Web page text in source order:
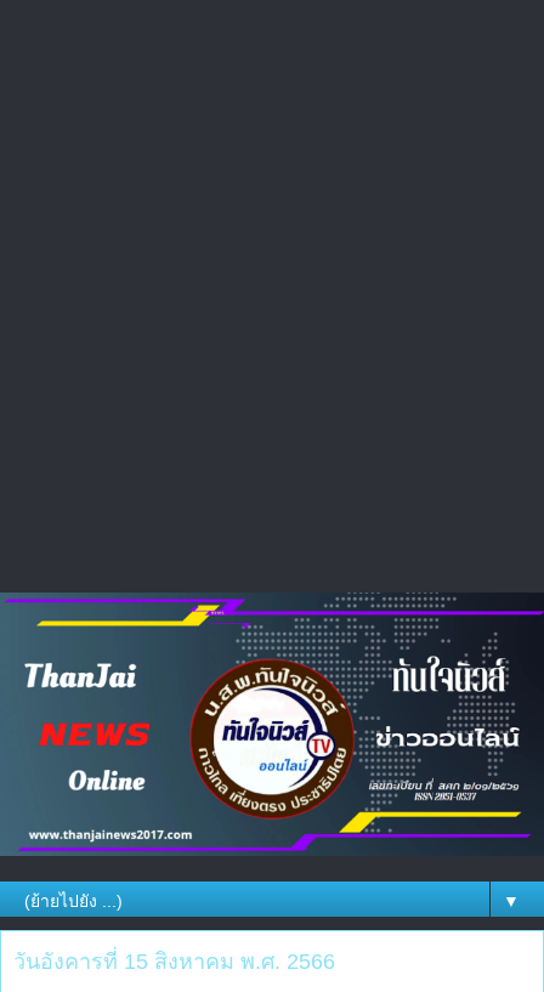
▼
วันอังคารที่ 15 สิงหาคม พ.ศ. 2566